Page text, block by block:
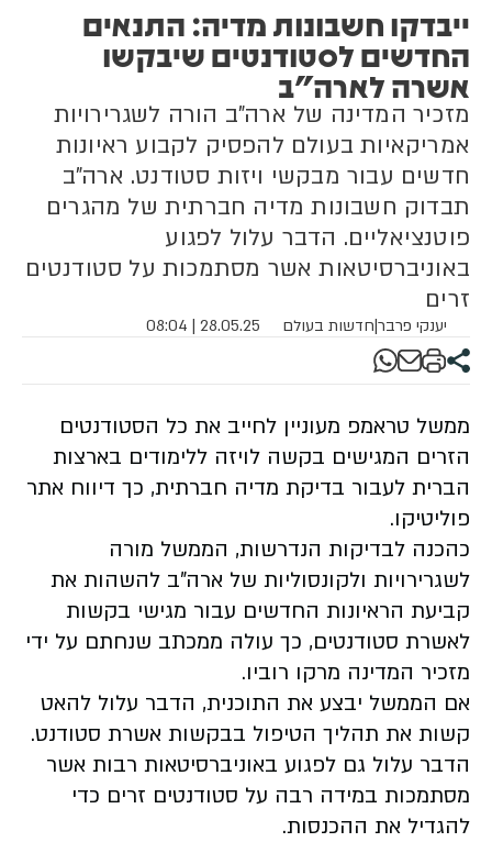
ייבדקו חשבונות מדיה: התנאים
החדשים לסטודנטים שיבקשו
אשרה לארה"ב
מזכיר המדינה של ארה"ב הורה לשגרירויות
אמריקאיות בעולם להפסיק לקבוע ראיונות
חדשים עבור מבקשי ויזות סטודנט. ארה"ב
תבדוק חשבונות מדיה חברתית של מהגרים
פוטנציאליים. הדבר עלול לפגוע
באוניברסיטאות אשר מסתמכות על סטודנטים
זרים
יענקי פרבר|חדשות בעולם 28.05.25 | 08:04
ממשל טראמפ מעוניין לחייב את כל הסטודנטים
הזרים המגישים בקשה לויזה ללימודים בארצות
הברית לעבור בדיקת מדיה חברתית, כך דיווח אתר
פוליטיקו.
כהכנה לבדיקות הנדרשות, הממשל מורה
לשגרירויות ולקונסוליות של ארה"ב להשהות את
קביעת הראיונות החדשים עבור מגישי בקשות
לאשרת סטודנטים, כך עולה ממכתב שנחתם על ידי
מזכיר המדינה מרקו רוביו.
אם הממשל יבצע את התוכנית, הדבר עלול להאט
קשות את תהליך הטיפול בבקשות אשרת סטודנט.
הדבר עלול גם לפגוע באוניברסיטאות רבות אשר
מסתמכות במידה רבה על סטודנטים זרים כדי
להגדיל את ההכנסות.